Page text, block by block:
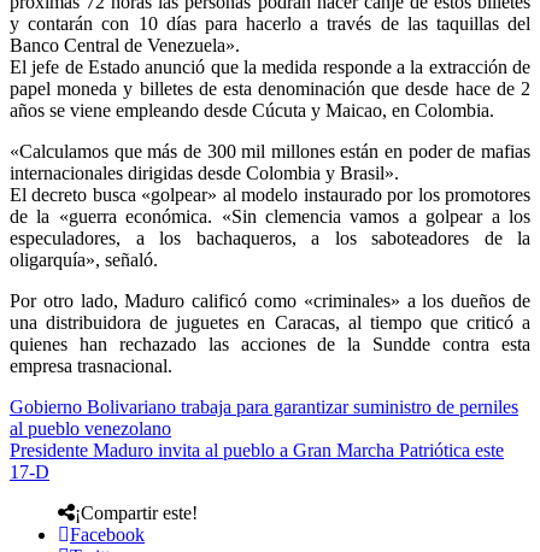
y contarán con 10 días para hacerlo a través de las taquillas del
Banco Central de Venezuela».
El jefe de Estado anunció que la medida responde a la extracción de
papel moneda y billetes de esta denominación que desde hace de 2
años se viene empleando desde Cúcuta y Maicao, en Colombia.
«Calculamos que más de 300 mil millones están en poder de mafias
internacionales dirigidas desde Colombia y Brasil».
El decreto busca «golpear» al modelo instaurado por los promotores
de la «guerra económica. «Sin clemencia vamos a golpear a los
especuladores, a los bachaqueros, a los saboteadores de la
oligarquía», señaló.
Por otro lado, Maduro calificó como «criminales» a los dueños de
una distribuidora de juguetes en Caracas, al tiempo que criticó a
quienes han rechazado las acciones de la Sundde contra esta
empresa trasnacional.
Gobierno Bolivariano trabaja para garantizar suministro de perniles
al pueblo venezolano
Presidente Maduro invita al pueblo a Gran Marcha Patriótica este
17-D
¡Compartir este!
Facebook